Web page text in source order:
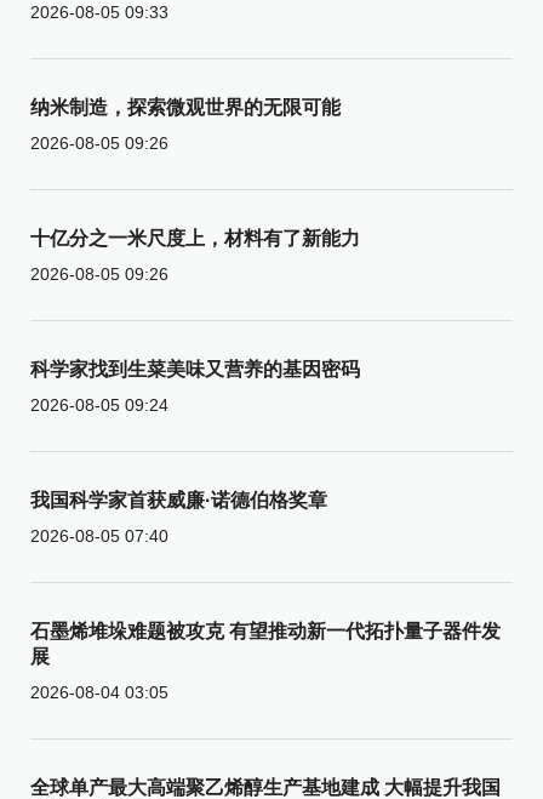
2026-08-05 09:33
纳米制造，探索微观世界的无限可能
2026-08-05 09:26
十亿分之一米尺度上，材料有了新能力
2026-08-05 09:26
科学家找到生菜美味又营养的基因密码
2026-08-05 09:24
我国科学家首获威廉·诺德伯格奖章
2026-08-05 07:40
石墨烯堆垛难题被攻克 有望推动新一代拓扑量子器件发
展
2026-08-04 03:05
全球单产最大高端聚乙烯醇生产基地建成 大幅提升我国